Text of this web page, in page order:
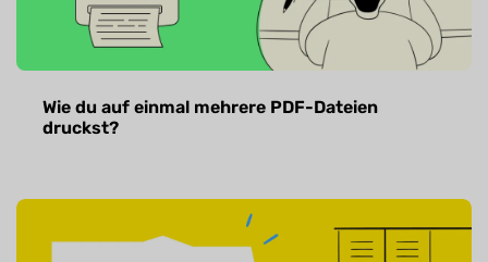
Wie du auf einmal mehrere PDF-Dateien
druckst?